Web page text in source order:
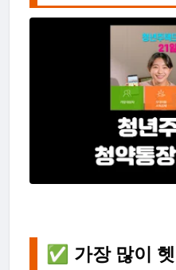
✅ 가장 많이